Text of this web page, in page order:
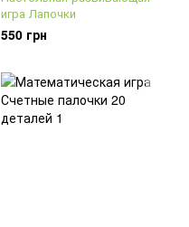
игра Лапочки
550 грн